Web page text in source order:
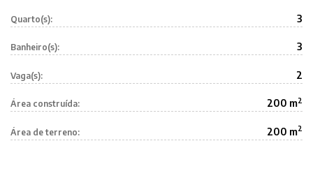
Quarto(s): 3
Banheiro(s): 3
Vaga(s): 2
Área construída: 200 m2
Área de terreno: 200 m2